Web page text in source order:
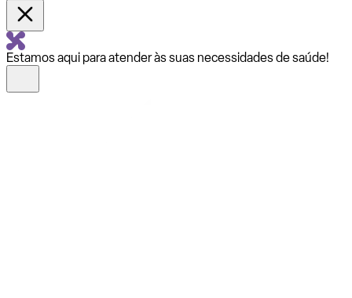
Estamos aqui para atender às suas necessidades de saúde!